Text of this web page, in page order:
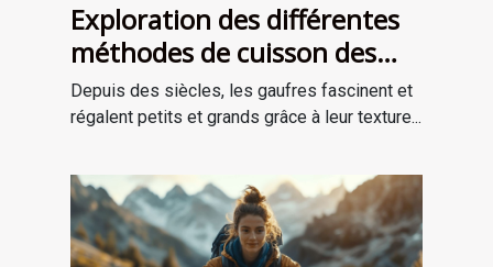
Exploration des différentes
méthodes de cuisson des
gaufres à travers les âges
Depuis des siècles, les gaufres fascinent et
régalent petits et grands grâce à leur texture...